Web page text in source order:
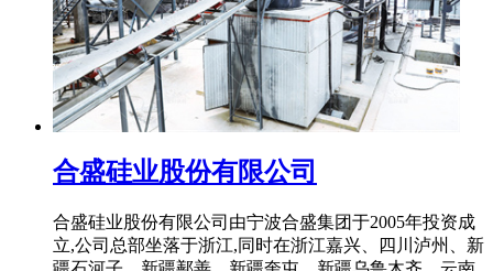
合盛硅业股份有限公司
合盛硅业股份有限公司由宁波合盛集团于2005年投资成
立,公司总部坐落于浙江,同时在浙江嘉兴、四川泸州、新